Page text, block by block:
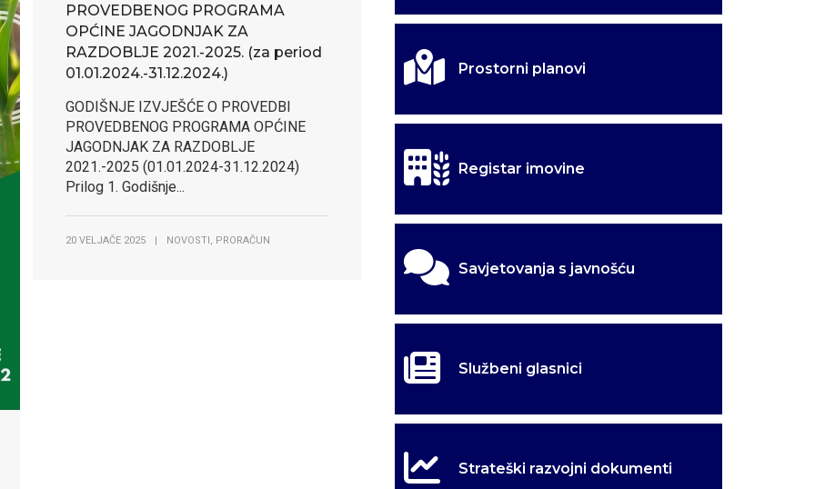
došli u selo kulina
došli na službene
Općine Jagodnjak
došli u selo kulina
došli na službene
Općine Jagodnjak
PROVEDBENOG PROGRAMA
OPĆINE JAGODNJAK ZA
RAZDOBLJE 2021.-2025. (za period
01.01.2024.-31.12.2024.)
GODIŠNJE IZVJEŠĆE O PROVEDBI
PROVEDBENOG PROGRAMA OPĆINE
JAGODNJAK ZA RAZDOBLJE
2021.-2025 (01.01.2024-31.12.2024)
Prilog 1. Godišnje...
20 VELJAČE 2025 | NOVOSTI, PRORAČUN
Prostorni planovi
Registar imovine
Savjetovanja s javnošću
Službeni glasnici
Strateški razvojni dokumenti